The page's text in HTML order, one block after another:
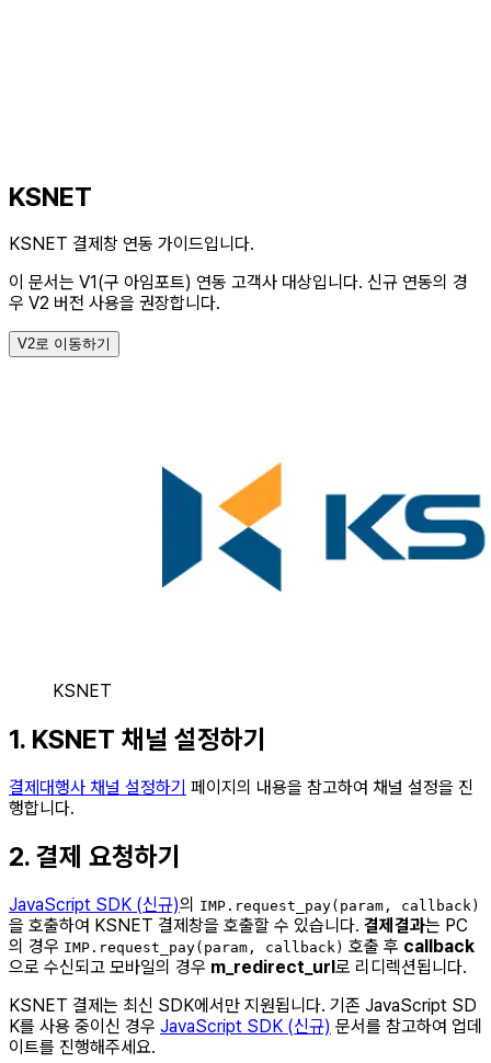
KSNET
KSNET 결제창 연동 가이드입니다.
이 문서는 V1(구 아임포트) 연동 고객사 대상입니다. 신규 연동의 경
우 V2 버전 사용을 권장합니다.
V2로 이동하기
KSNET
1. KSNET 채널 설정하기
결제대행사 채널 설정하기 페이지의 내용을 참고하여 채널 설정을 진
행합니다.
2. 결제 요청하기
JavaScript SDK (신규)의 IMP.request_pay(param, callback)
을 호출하여 KSNET 결제창을 호출할 수 있습니다. 결제결과는 PC
의 경우 IMP.request_pay(param, callback) 호출 후 callback
으로 수신되고 모바일의 경우 m_redirect_url로 리디렉션됩니다.
KSNET 결제는 최신 SDK에서만 지원됩니다. 기존 JavaScript SD
K를 사용 중이신 경우 JavaScript SDK (신규) 문서를 참고하여 업데
이트를 진행해주세요.